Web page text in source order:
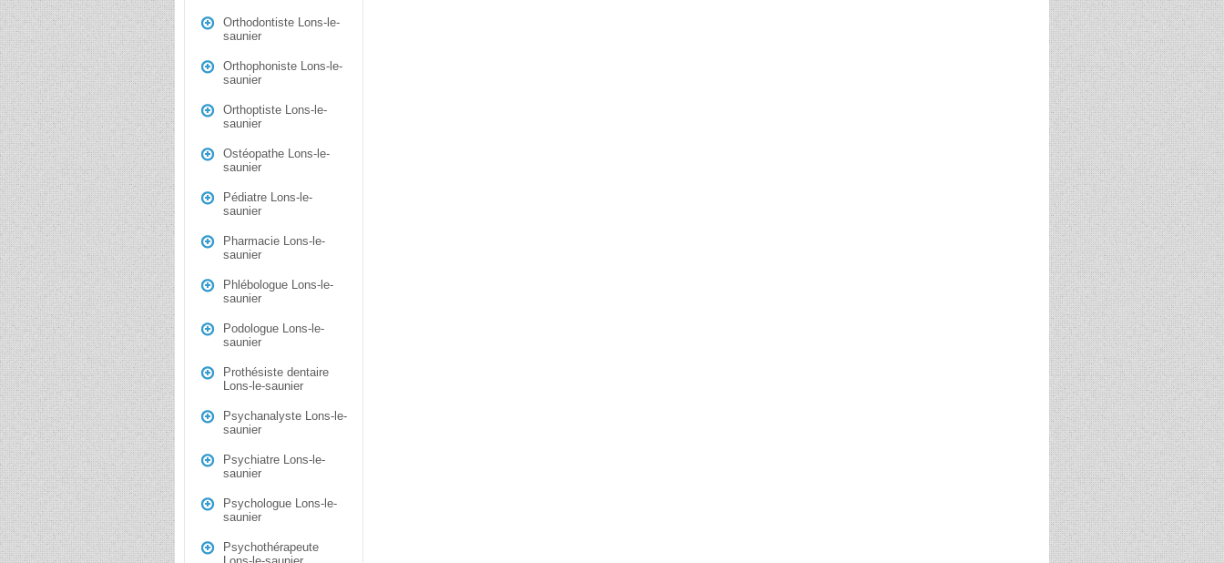
Orthodontiste Lons-le-
saunier
Orthophoniste Lons-le-
saunier
Orthoptiste Lons-le-
saunier
Ostéopathe Lons-le-
saunier
Pédiatre Lons-le-
saunier
Pharmacie Lons-le-
saunier
Phlébologue Lons-le-
saunier
Podologue Lons-le-
saunier
Prothésiste dentaire
Lons-le-saunier
Psychanalyste Lons-le-
saunier
Psychiatre Lons-le-
saunier
Psychologue Lons-le-
saunier
Psychothérapeute